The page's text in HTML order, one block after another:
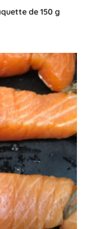
de 150 g